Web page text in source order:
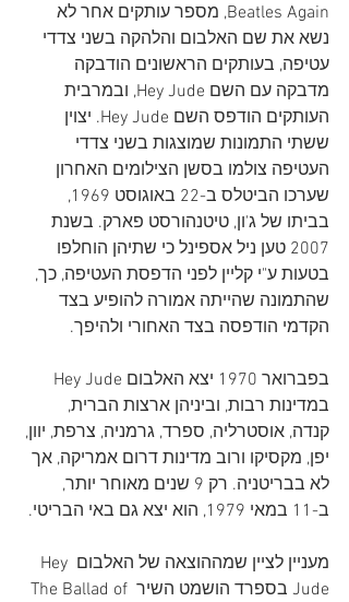
Beatles Again, מספר עותקים אחר לא
נשא את שם האלבום והלהקה בשני צדדי
עטיפה, בעותקים הראשונים הודבקה
מדבקה עם השם Hey Jude, ובמרבית
העותקים הודפס השם Hey Jude. יצוין
ששתי התמונות שמוצגות בשני צדדי
העטיפה צולמו בסשן הצילומים האחרון
שערכו הביטלס ב-22 באוגוסט 1969,
בביתו של ג'ון, טיטנהורסט פארק. בשנת
2007 טען ניל אספינל כי שתיהן הוחלפו
בטעות ע"י קליין לפני הדפסת העטיפה, כך,
שהתמונה שהייתה אמורה להופיע בצד
הקדמי הודפסה בצד האחורי ולהיפך.
במדינות רבות, וביניהן ארצות הברית,
קנדה, אוסטרליה, ספרד, גרמניה, צרפת, יוון,
יפן, מקסיקו ורוב מדינות דרום אמריקה, אך
לא בבריטניה. רק 9 שנים מאוחר יותר,
ב-11 במאי 1979, הוא יצא גם באי הבריטי.
מעניין לציין שמההוצאה של האלבום Hey
Jude בספרד הושמט השיר The Ballad of